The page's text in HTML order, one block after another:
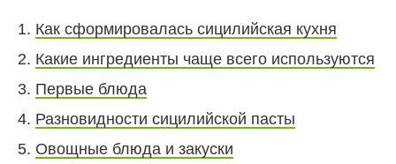
1. Как сформировалась сицилийская кухня
2. Какие ингредиенты чаще всего используются
3. Первые блюда
4. Разновидности сицилийской пасты
5. Овощные блюда и закуски